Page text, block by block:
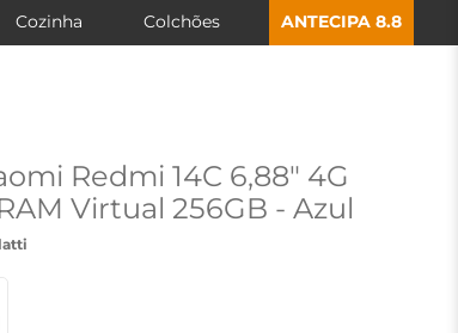
Cozinha Colchões ANTECIPA 8.8
Redmi 14C 6,88" 4G
Virtual 256GB - Azul